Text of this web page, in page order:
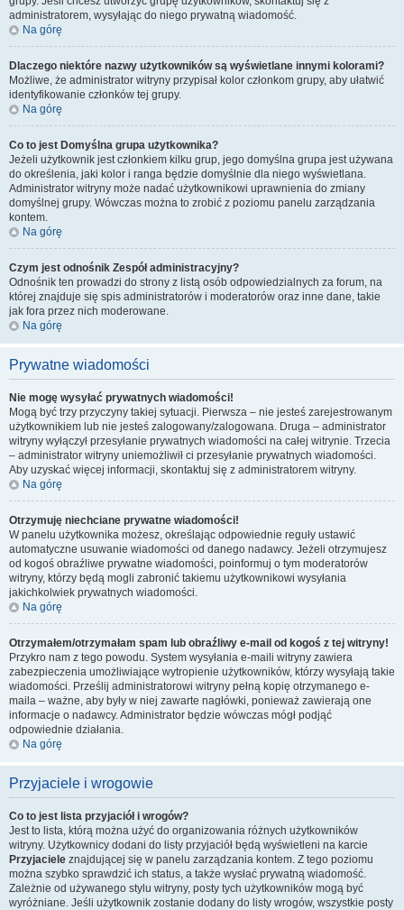
administratorem, wysyłając do niego prywatną wiadomość.
Na górę
Dlaczego niektóre nazwy użytkowników są wyświetlane innymi kolorami?
Możliwe, że administrator witryny przypisał kolor członkom grupy, aby ułatwić
identyfikowanie członków tej grupy.
Na górę
Co to jest Domyślna grupa użytkownika?
Jeżeli użytkownik jest członkiem kilku grup, jego domyślna grupa jest używana
do określenia, jaki kolor i ranga będzie domyślnie dla niego wyświetlana.
Administrator witryny może nadać użytkownikowi uprawnienia do zmiany
domyślnej grupy. Wówczas można to zrobić z poziomu panelu zarządzania
kontem.
Na górę
Czym jest odnośnik Zespół administracyjny?
Odnośnik ten prowadzi do strony z listą osób odpowiedzialnych za forum, na
której znajduje się spis administratorów i moderatorów oraz inne dane, takie
jak fora przez nich moderowane.
Na górę
Prywatne wiadomości
Nie mogę wysyłać prywatnych wiadomości!
Mogą być trzy przyczyny takiej sytuacji. Pierwsza – nie jesteś zarejestrowanym
użytkownikiem lub nie jesteś zalogowany/zalogowana. Druga – administrator
witryny wyłączył przesyłanie prywatnych wiadomości na całej witrynie. Trzecia
– administrator witryny uniemożliwił ci przesyłanie prywatnych wiadomości.
Aby uzyskać więcej informacji, skontaktuj się z administratorem witryny.
Na górę
Otrzymuję niechciane prywatne wiadomości!
W panelu użytkownika możesz, określając odpowiednie reguły ustawić
automatyczne usuwanie wiadomości od danego nadawcy. Jeżeli otrzymujesz
od kogoś obraźliwe prywatne wiadomości, poinformuj o tym moderatorów
witryny, którzy będą mogli zabronić takiemu użytkownikowi wysyłania
jakichkolwiek prywatnych wiadomości.
Na górę
Otrzymałem/otrzymałam spam lub obraźliwy e-mail od kogoś z tej witryny!
Przykro nam z tego powodu. System wysyłania e-maili witryny zawiera
zabezpieczenia umożliwiające wytropienie użytkowników, którzy wysyłają takie
wiadomości. Prześlij administratorowi witryny pełną kopię otrzymanego e-
maila – ważne, aby były w niej zawarte nagłówki, ponieważ zawierają one
informacje o nadawcy. Administrator będzie wówczas mógł podjąć
odpowiednie działania.
Na górę
Przyjaciele i wrogowie
Co to jest lista przyjaciół i wrogów?
Jest to lista, którą można użyć do organizowania różnych użytkowników
witryny. Użytkownicy dodani do listy przyjaciół będą wyświetleni na karcie
Przyjaciele znajdującej się w panelu zarządzania kontem. Z tego poziomu
można szybko sprawdzić ich status, a także wysłać prywatną wiadomość.
Zależnie od używanego stylu witryny, posty tych użytkowników mogą być
wyróżniane. Jeśli użytkownik zostanie dodany do listy wrogów, wszystkie posty